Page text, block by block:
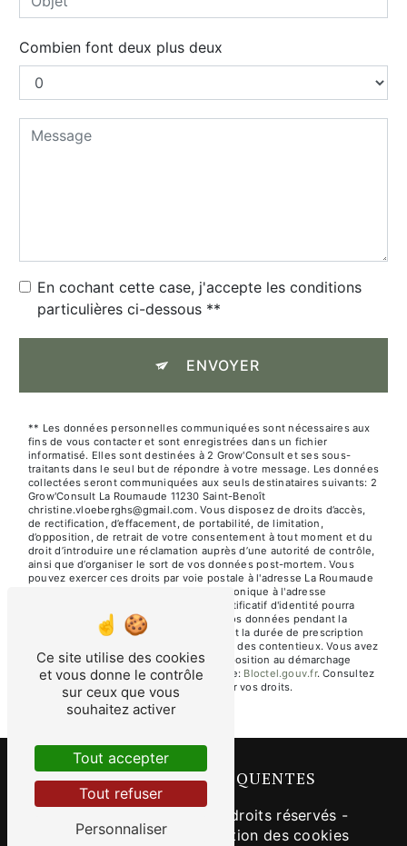
Combien font deux plus deux
En cochant cette case, j'accepte les conditions
particulières ci-dessous **
ENVOYER
** Les données personnelles communiquées sont nécessaires aux
fins de vous contacter et sont enregistrées dans un fichier
informatisé. Elles sont destinées à 2 Grow'Consult et ses sous-
traitants dans le seul but de répondre à votre message. Les données
collectées seront communiquées aux seuls destinataires suivants: 2
Grow'Consult La Roumaude 11230 Saint-Benoît
christine.vloeberghs@gmail.com. Vous disposez de droits d’accès,
de rectification, d’effacement, de portabilité, de limitation,
d’opposition, de retrait de votre consentement à tout moment et du
droit d’introduire une réclamation auprès d’une autorité de contrôle,
ainsi que d’organiser le sort de vos données post-mortem. Vous
pouvez exercer ces droits par voie postale à l'adresse La Roumaude
11230 Saint-Benoît ou par courrier électronique à l'adresse
christine.vloeberghs@gmail.com. Un justificatif d'identité pourra
vous être demandé. Nous conservons vos données pendant la
période de prise de contact puis pendant la durée de prescription
légale aux fins probatoires et de gestion des contentieux. Vous avez
le droit de vous inscrire sur la liste d'opposition au démarchage
téléphonique, disponible à cette adresse:
Bloctel.gouv.fr. Consultez
le site cnil.fr pour plus d’informations sur vos droits.
RECHERCHES FRÉQUENTES
- 2026 - Tous droits réservés -
Mentions légales
Gestion des cookies
Ce site utilise des cookies
et vous donne le contrôle
sur ceux que vous
souhaitez activer
Tout accepter
Tout refuser
Personnaliser